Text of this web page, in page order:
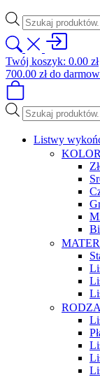
Wyszukiwarka
produktów
Twój koszyk: 0.00 zł
700.00 złdo
Wyszukiwarka
produktów
Listwy
KOLOR